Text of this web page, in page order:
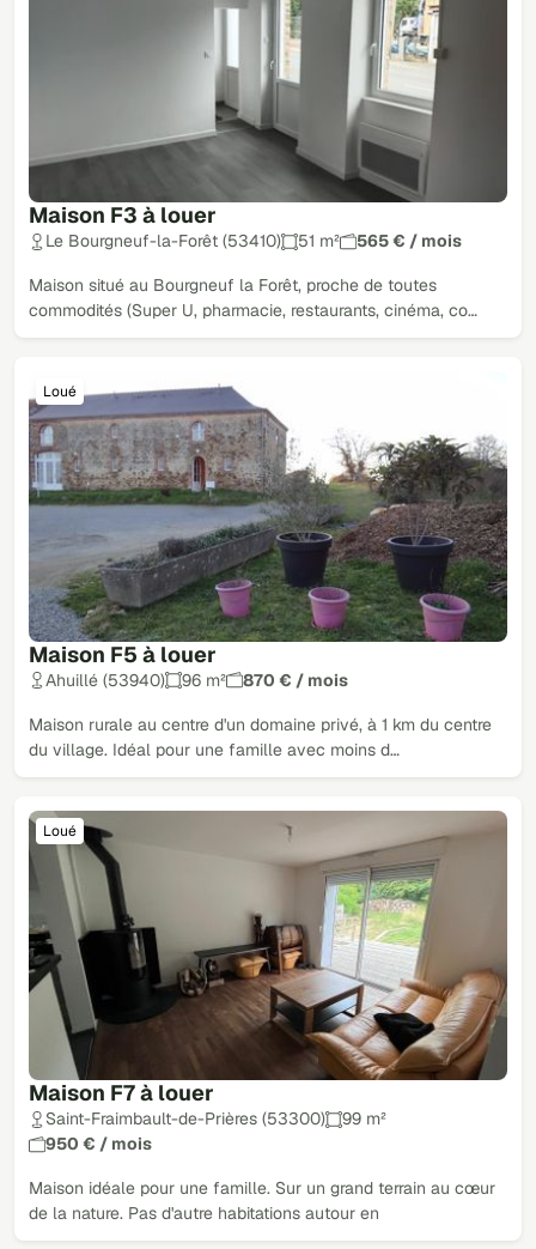
Maison F3 à louer
Le Bourgneuf-la-Forêt (53410) 51 m² 565 € / mois
Maison situé au Bourgneuf la Forêt, proche de toutes
commodités (Super U, pharmacie, restaurants, cinéma, co…
Maison F5 à louer
Loué
Ahuillé (53940) 96 m² 870 € / mois
Maison rurale au centre d'un domaine privé, à 1 km du centre
du village. Idéal pour une famille avec moins d…
Maison F7 à louer
Loué
Saint-Fraimbault-de-Prières (53300)
99 m²
950 € / mois
Maison idéale pour une famille. Sur un grand terrain au cœur
de la nature. Pas d'autre habitations autour en